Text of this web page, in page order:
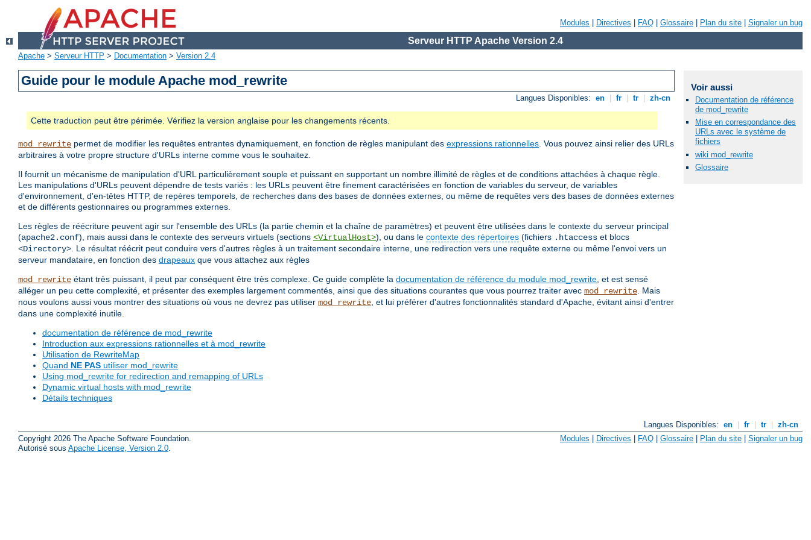
Modules Directives FAQ Glossaire Plan du site Signaler un bug
Serveur HTTP Apache Version 2.4
Apache > Serveur HTTP > Documentation > Version 2.4
Guide pour le module Apache mod_rewrite
Langues Disponibles: en fr tr zh-cn
Cette traduction peut être périmée. Vérifiez la version anglaise pour les changements récents.
mod_rewrite permet de modifier les requêtes entrantes dynamiquement, en fonction de règles manipulant des expressions rationnelles. Vous pouvez ainsi relier des URLs
arbitraires à votre propre structure d'URLs interne comme vous le souhaitez.
Il fournit un mécanisme de manipulation d'URL particulièrement souple et puissant en supportant un nombre illimité de règles et de conditions attachées à chaque règle.
Les manipulations d'URLs peuvent dépendre de tests variés : les URLs peuvent être finement caractérisées en fonction de variables du serveur, de variables
d'environnement, d'en-têtes HTTP, de repères temporels, de recherches dans des bases de données externes, ou même de requêtes vers des bases de données externes
et de différents gestionnaires ou programmes externes.
Les règles de réécriture peuvent agir sur l'ensemble des URLs (la partie chemin et la chaîne de paramètres) et peuvent être utilisées dans le contexte du serveur principal
(apache2.conf), mais aussi dans le contexte des serveurs virtuels (sections <VirtualHost>), ou dans le contexte des répertoires (fichiers .htaccess et blocs
<Directory>. Le résultat réécrit peut conduire vers d'autres règles à un traitement secondaire interne, une redirection vers une requête externe ou même l'envoi vers un
serveur mandataire, en fonction des drapeaux que vous attachez aux règles
mod_rewrite étant très puissant, il peut par conséquent être très complexe. Ce guide complète la documentation de référence du module mod_rewrite, et est sensé
alléger un peu cette complexité, et présenter des exemples largement commentés, ainsi que des situations courantes que vous pourrez traiter avec mod_rewrite. Mais
nous voulons aussi vous montrer des situations où vous ne devrez pas utiliser mod_rewrite, et lui préférer d'autres fonctionnalités standard d'Apache, évitant ainsi d'entrer
dans une complexité inutile.
documentation de référence de mod_rewrite
Introduction aux expressions rationnelles et à mod_rewrite
Utilisation de RewriteMap
Quand NE PAS utiliser mod_rewrite
Using mod_rewrite for redirection and remapping of URLs
Dynamic virtual hosts with mod_rewrite
Détails techniques
Langues Disponibles: en fr tr
zh-cn
Copyright 2026 The Apache Software Foundation.
Autorisé sous Apache License, Version 2.0
Modules | Directives | FAQ | Glossaire | Plan du site | Signaler un bug
Voir aussi
Documentation de référence
de mod_rewrite
Mise en correspondance des
URLs avec le système de
fichiers
wiki mod_rewrite
Glossaire